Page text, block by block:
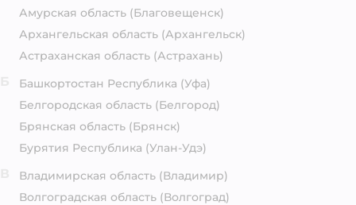
Амурская область (Благовещенск)
Архангельская область (Архангельск)
Астраханская область (Астрахань)
Башкортостан Республика (Уфа)
Белгородская область (Белгород)
Брянская область (Брянск)
Бурятия Республика (Улан-Удэ)
Владимирская область (Владимир)
Волгоградская область (Волгоград)